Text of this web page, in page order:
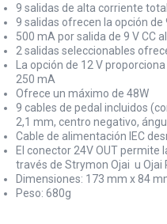
9 salidas de alta corriente
9 salidas ofrecen la opción de
500 mA por salida de 9 V CC
2 salidas seleccionables
La opción de 12 V
250 mA
Ofrece un máximo de 48W
9 cables de pedal incluidos
2,1 mm, centro negativo,
Cable de alimentación IEC
El conector 24V OUT permite
través de Strymon Ojai u Ojai
Dimensiones: 173 mm x 84
Peso: 680g